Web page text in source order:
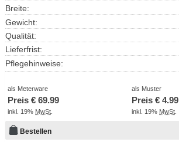
Breite:
Gewicht:
Qualität:
Lieferfrist:
Pflegehinweise:
als Meterware
Preis € 69.99
inkl. 19% MwSt
als Muster
Preis €4.99
inkl. 19% MwSt
Bestellen